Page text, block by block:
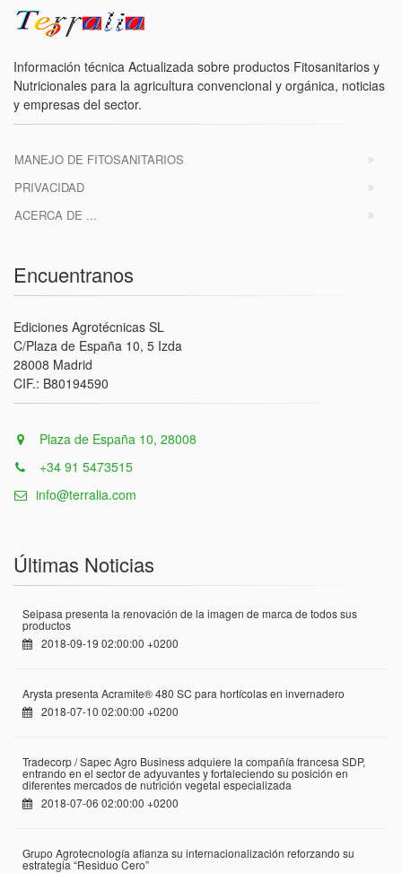
Información técnica Actualizada sobre productos Fitosanitarios y
Nutricionales para la agricultura convencional y orgánica, noticias
y empresas del sector.
MANEJO DE FITOSANITARIOS
PRIVACIDAD
ACERCA DE ...
Encuentranos
Ediciones Agrotécnicas SL
C/Plaza de España 10, 5 Izda
28008 Madrid
CIF.: B80194590
Plaza de España 10, 28008
+34 91 5473515
info@terralia.com
Últimas Noticias
Seipasa presenta la renovación de la imagen de marca de todos sus
productos
2018-09-19 02:00:00 +0200
Arysta presenta Acramite® 480 SC para hortícolas en invernadero
2018-07-10 02:00:00 +0200
Tradecorp / Sapec Agro Business adquiere la compañía francesa SDP,
entrando en el sector de adyuvantes y fortaleciendo su posición en
diferentes mercados de nutrición vegetal especializada
2018-07-06 02:00:00 +0200
Grupo Agrotecnología afianza su internacionalización reforzando su
estrategia “Residuo Cero”